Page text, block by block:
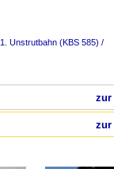
1. Unstrutbahn (KBS 585) /
zur
zur